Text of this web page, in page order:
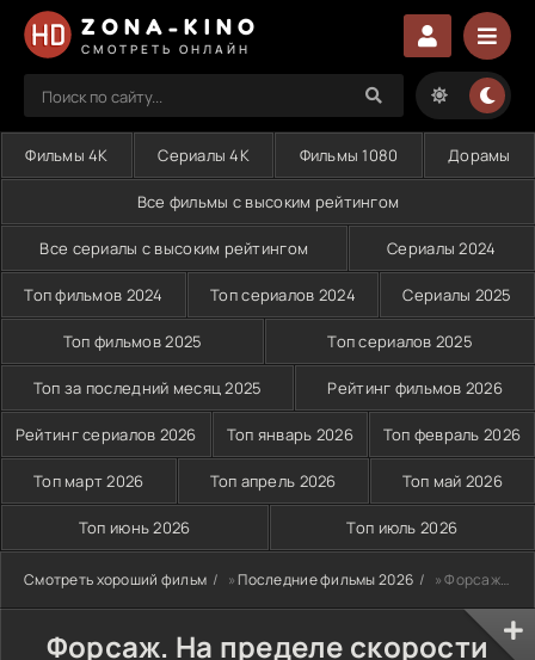
ZONA-KINO
СМОТРЕТЬ ОНЛАЙН
Фильмы 4K Сериалы 4K Фильмы 1080 Дорамы
Все фильмы с высоким рейтингом
Все сериалы с высоким рейтингом Сериалы 2024
Топ фильмов 2024 Топ сериалов 2024 Сериалы 2025
Топ фильмов 2025 Топ сериалов 2025
Топ за последний месяц 2025 Рейтинг фильмов 2026
Рейтинг сериалов 2026 Топ январь 2026 Топ февраль 2026
Топ март 2026 Топ апрель 2026 Топ май 2026
Топ июнь 2026 Топ июль 2026
Смотреть хороший фильм »Последние фильмы 2026 » Форсаж. На пределе скорости (2026)
Форсаж. На пределе скорости